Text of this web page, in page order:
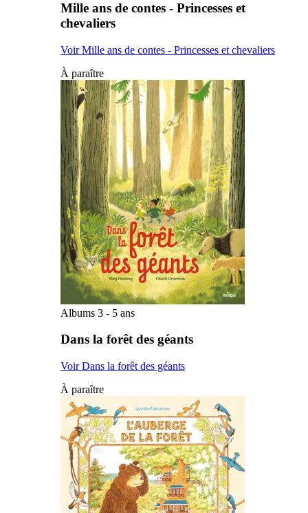
Mille ans de contes - Princesses et
chevaliers
Voir Mille ans de contes - Princesses et chevaliers
À paraître
Albums 3 - 5 ans
Dans la forêt des géants
Voir Dans la forêt des géants
À paraître